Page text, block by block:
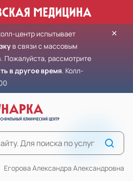
центр испытывает
в связи с массовым
Пожалуйста, рассмотрите
в другое время. Колл-
×
Егорова Александра Александровна